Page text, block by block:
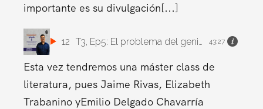
importante es su divulgación[...]
12 43:27
Esta vez tendremos una máster class de
literatura, pues Jaime Rivas, Elizabeth
Trabanino yEmilio Delgado Chavarría